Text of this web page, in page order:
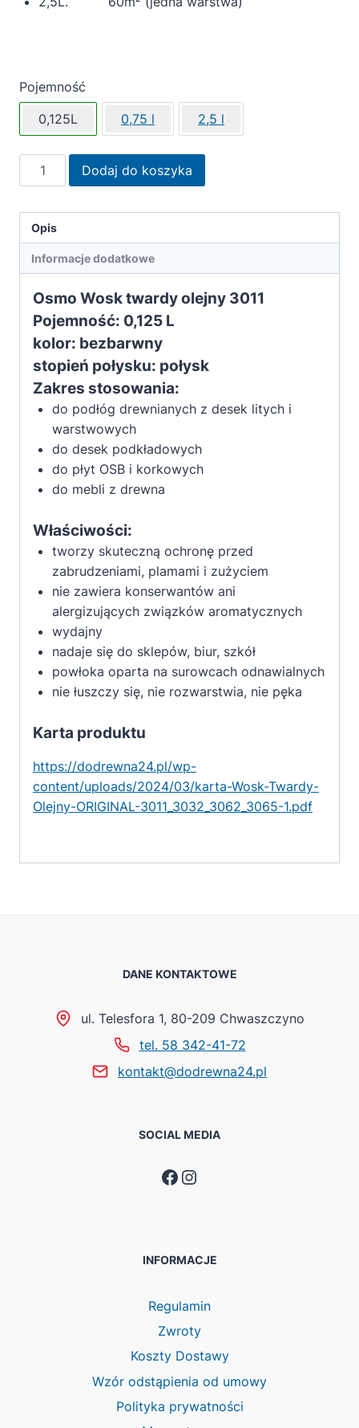
Pojemność
0,125L
0,75 l 2,5 l
ilość
OSMO
twardy
olejny
bezbarwny
jedwabisty
3032
0,125
Dodaj do koszyka
Opis
Informacje dodatkowe
Osmo Wosk twardy olejny 3011
Pojemność: 0,125 L
kolor: bezbarwny
stopień połysku: połysk
Zakres stosowania:
do podłóg drewnianych z desek litych i
warstwowych
do desek podkładowych
do płyt OSB i korkowych
do mebli z drewna
Właściwości:
tworzy skuteczną ochronę przed
zabrudzeniami, plamami i zużyciem
nie zawiera konserwantów ani
alergizujących związków aromatycznych
wydajny
nadaje się do sklepów, biur, szkół
powłoka oparta na surowcach odnawialnych
nie łuszczy się, nie rozwarstwia, nie pęka
Karta produktu
https://dodrewna24.pl/wp-
content/uploads/2024/03/karta-Wosk-Twardy-
Olejny-ORIGINAL-3011_3032_3062_3065-1.pdf
DANE KONTAKTOWE
ul. Telesfora 1, 80-209 Chwaszczyno
tel. 58 342-41-72
kontakt@dodrewna24.pl
SOCIAL MEDIA
Facebook
Instagram
INFORMACJE
Regulamin
Zwroty
Koszty Dostawy
Wzór odstąpienia od umowy
Polityka prywatności